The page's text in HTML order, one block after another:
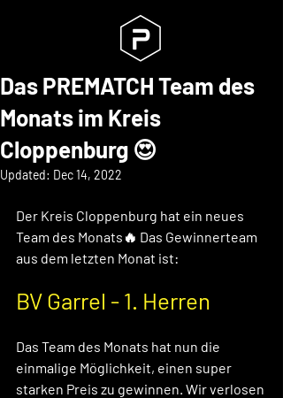
Das PREMATCH Team des
Monats im Kreis
Cloppenburg 😍
Updated: Dec 14, 2022
Der Kreis Cloppenburg hat ein neues
Team des Monats🔥 Das Gewinnerteam
aus dem letzten Monat ist:
BV Garrel - 1. Herren
Das Team des Monats hat nun die
einmalige Möglichkeit, einen super
starken Preis zu gewinnen. Wir verlosen